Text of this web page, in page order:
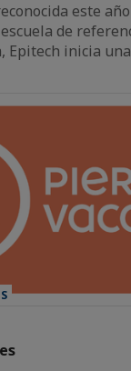
este
de
Epitech inicia